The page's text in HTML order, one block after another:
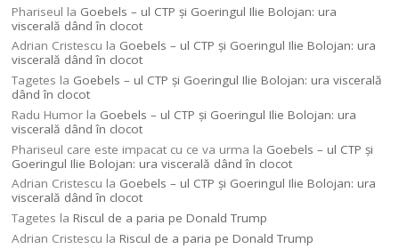
Phariseul la Goebels – ul CTP şi Goeringul Ilie Bolojan: ura
viscerală dând în clocot
Adrian Cristescu la Goebels – ul CTP şi Goeringul Ilie Bolojan: ura
viscerală dând în clocot
Tagetes la Goebels – ul CTP şi Goeringul Ilie Bolojan: ura viscerală
dând în clocot
Radu Humor la Goebels – ul CTP şi Goeringul Ilie Bolojan: ura
viscerală dând în clocot
Phariseul care este impacat cu ce va urma la Goebels – ul CTP şi
Goeringul Ilie Bolojan: ura viscerală dând în clocot
Adrian Cristescu la Goebels – ul CTP şi Goeringul Ilie Bolojan: ura
viscerală dând în clocot
Tagetes laRiscul de a paria pe Donald Trump
Adrian Cristescu laRiscul de a paria pe Donald Trump